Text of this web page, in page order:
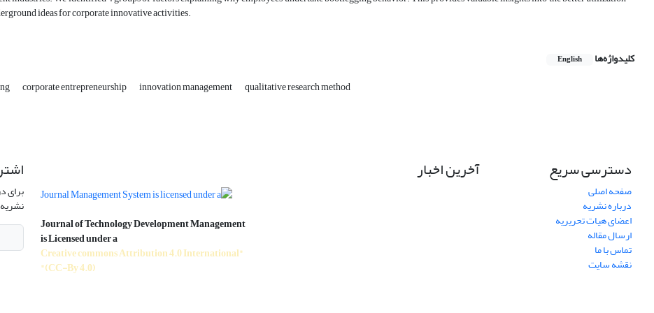
ideas for corporate innovative activities.
کلیدواژه‌ها English
corporate entrepreneurship innovation management qualitative research method
دسترسی سریع
صفحه اصلی
درباره نشریه
اعضای هیات تحریریه
ارسال مقاله
تماس با ما
نقشه سایت
آخرین اخبار
Journal of Technology Development Management
is Licensed under a
"Creative commons Attribution 4.0 International
(CC-By 4.0)"
برای